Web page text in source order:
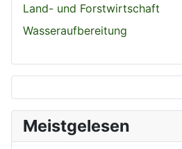
Land- und Forstwirtschaft
Wasseraufbereitung
Meistgelesen